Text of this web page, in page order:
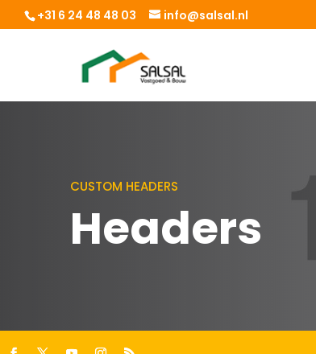
+31 6 24 48 48 03 info@salsal.nl
CUSTOM HEADERS
Headers